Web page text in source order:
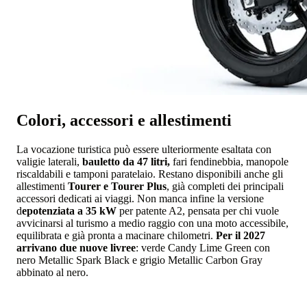
Colori, accessori e allestimenti
La vocazione turistica può essere ulteriormente esaltata con
valigie laterali, bauletto da 47 litri, fari fendinebbia, manopole
riscaldabili e tamponi paratelaio. Restano disponibili anche gli
allestimenti Tourer e Tourer Plus, già completi dei principali
accessori dedicati ai viaggi. Non manca infine la versione
depotenziata a 35 kW per patente A2, pensata per chi vuole
avvicinarsi al turismo a medio raggio con una moto accessibile,
equilibrata e già pronta a macinare chilometri. Per il 2027
arrivano due nuove livree: verde Candy Lime Green con
nero Metallic Spark Black e grigio Metallic Carbon Gray
abbinato al nero.